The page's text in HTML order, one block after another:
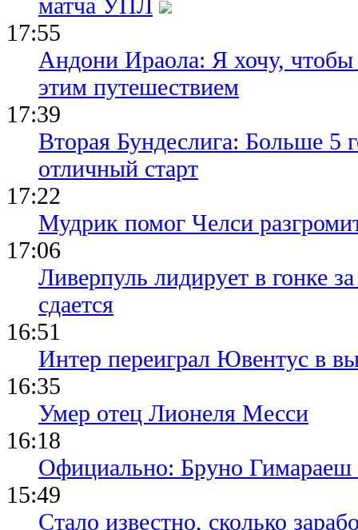
17:55
Андони Ираола: Я хочу, чтобы
этим путешествием
17:39
Вторая Бундеслига: Больше 5
отличный старт
17:22
Мудрик помог Челси
17:06
Ливерпуль лидирует в гонке
сдается
16:51
Интер переиграл Ювентус в
16:35
Умер отец Лионеля Месси
16:18
Официально: Бруно Гимараеш
15:49
Стало известно, сколько